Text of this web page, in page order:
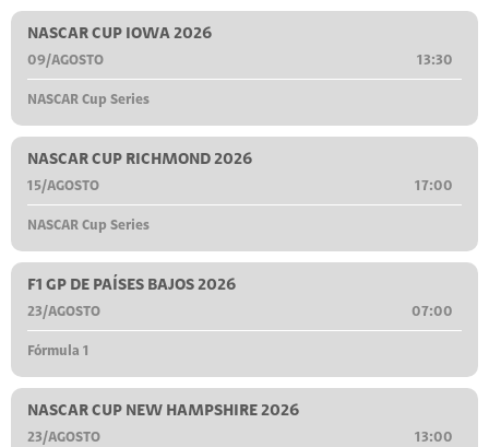
NASCAR CUP IOWA 2026
09/AGOSTO 13:30
NASCAR Cup Series
NASCAR CUP RICHMOND 2026
15/AGOSTO 17:00
NASCAR Cup Series
F1 GP DE PAÍSES BAJOS 2026
23/AGOSTO 07:00
Fórmula 1
NASCAR CUP NEW HAMPSHIRE 2026
23/AGOSTO 13:00